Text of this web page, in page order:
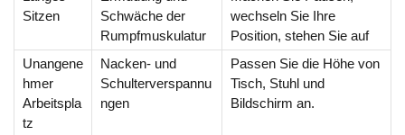
Sitzen
Schwäche der
Rumpfmuskulatur
wechseln Sie Ihre
Position, stehen Sie auf
Unangene
hmer
Arbeitspla
tz
Nacken- und
Schulterverspannu
ngen
Passen Sie die Höhe von
Tisch, Stuhl und
Bildschirm an.